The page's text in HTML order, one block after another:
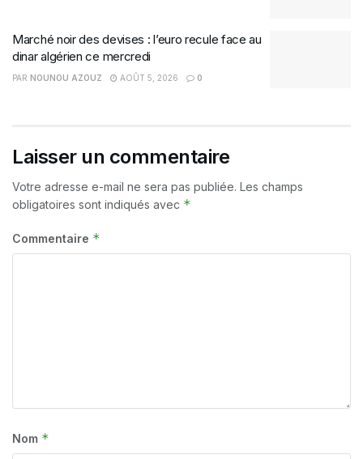
Marché noir des devises : l’euro recule face au
dinar algérien ce mercredi
PAR NOUNOU AZOUZ AOÛT 5, 2026 0
Laisser un commentaire
Votre adresse e-mail ne sera pas publiée. Les champs
obligatoires sont indiqués avec *
Commentaire *
Nom *